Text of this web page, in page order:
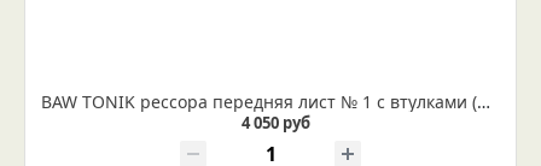
BAW TONIK рессора передняя лист № 1 с втулками (Арт. IR 02-04-01в)
4 050 руб